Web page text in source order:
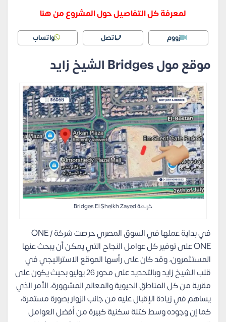
لمعرفة كل التفاصيل حول المشروع من هنا
زووم اتصل واتساب
موقع مول Bridges الشيخ زايد
خريطة Bridges El Sheikh Zayed
في بداية عملها في السوق المصري حرصت شركة ONE /
ONE على توفير كل عوامل النجاح التي يمكن أن يبحث عنها
المستثمرون، وقد كان على رأسها الموقع الاستراتيجي في
قلب الشيخ زايد وبالتحديد على محور 26 يوليو بحيث يكون على
مقربة من كل المناطق الحيوية والمعالم المشهورة، الأمر الذي
يساهم في زيادة الإقبال عليه من جانب الزوار بصورة مستمرة،
كما إن وجوده وسط كتلة سكنية كبيرة من أفضل العوامل